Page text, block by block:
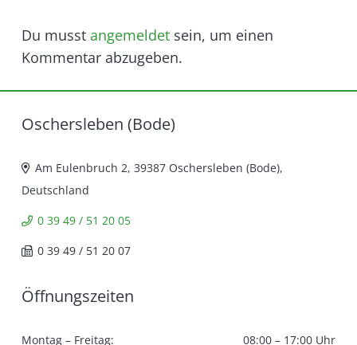
Du musst angemeldet sein, um einen
Kommentar abzugeben.
Oschersleben (Bode)
Am Eulenbruch 2, 39387 Oschersleben (Bode),
Deutschland
0 39 49 / 51 20 05
0 39 49 / 51 20 07
Öffnungszeiten
Montag – Freitag:
08:00 – 17:00 Uhr